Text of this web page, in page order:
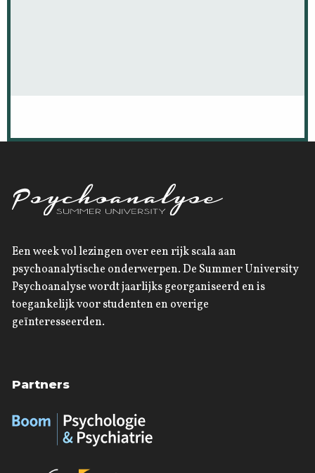
Een week vol lezingen over een rijk scala aan
psychoanalytische onderwerpen. De Summer University
Psychoanalyse wordt jaarlijks georganiseerd en is
toegankelijk voor studenten en overige
geïnteresseerden.
Partners